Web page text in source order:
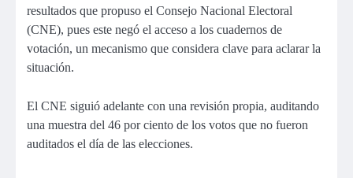
resultados que propuso el Consejo Nacional Electoral
(CNE), pues este negó el acceso a los cuadernos de
votación, un mecanismo que considera clave para aclarar la
situación.
El CNE siguió adelante con una revisión propia, auditando
una muestra del 46 por ciento de los votos que no fueron
auditados el día de las elecciones.